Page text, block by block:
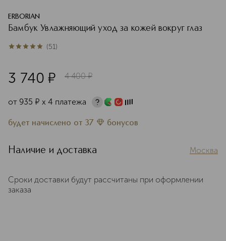
ERBORIAN
Бамбук Увлажняющий уход за кожей вокруг глаз
4.8из 551 (51)
3 740 ¤ 4 400 ¤
от 935 ¤ х 4 платежа
будет начислено от 37 бонусов
Наличие и доставка Москва
Сроки доставки будут рассчитаны при оформлении
заказа